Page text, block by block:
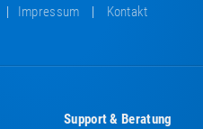
Impressum Kontakt
Support & Beratung